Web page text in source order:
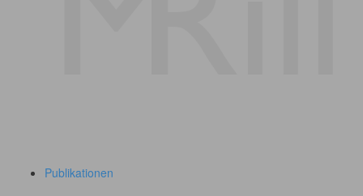
Publikationen